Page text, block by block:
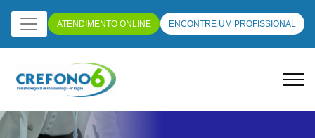
ATENDIMENTO ONLINE ENCONTRE UM PROFISSIONAL